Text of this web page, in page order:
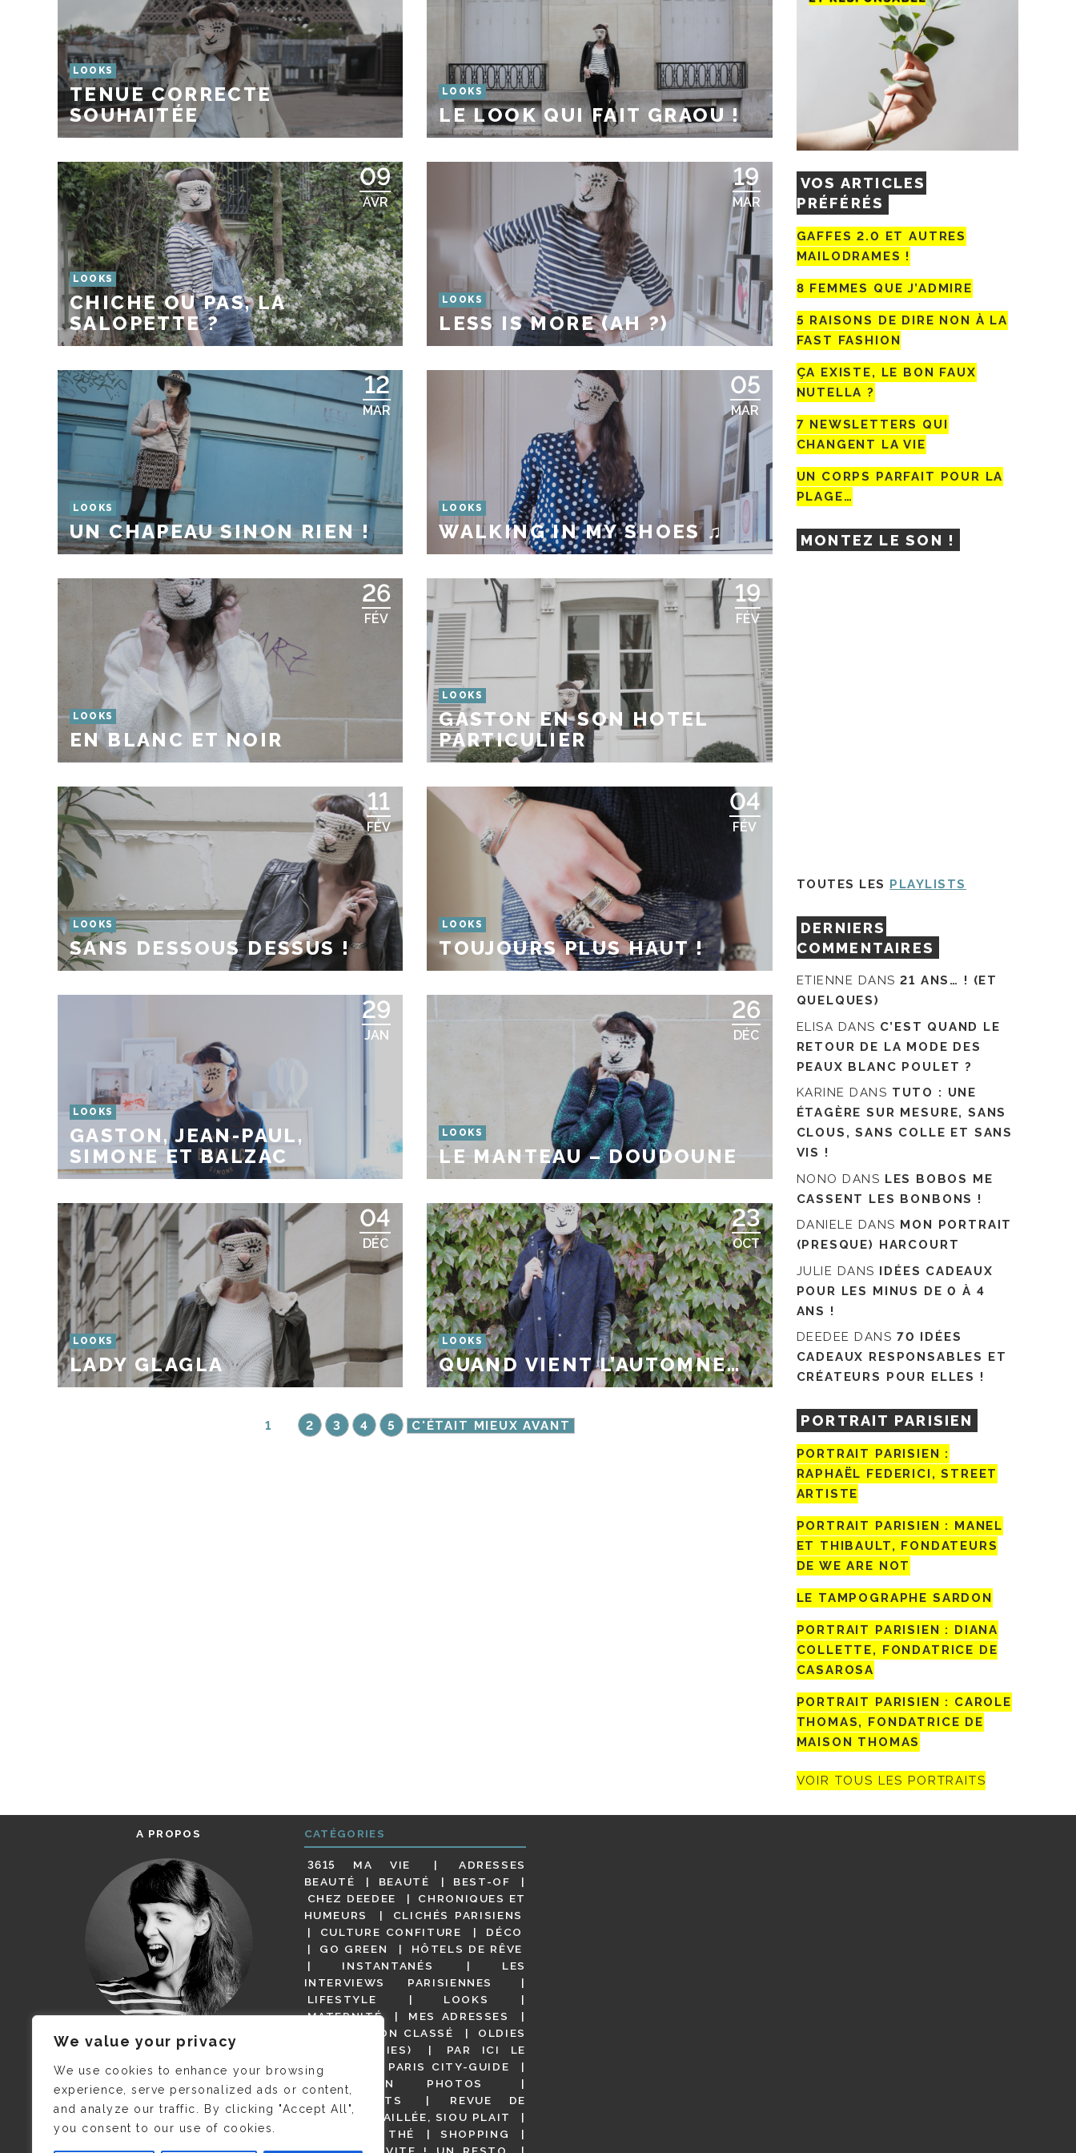
We value your privacy
We use cookies to enhance your browsing
experience, serve personalized ads or content,
and analyze our traffic. By clicking "Accept All",
you consent to our use of cookies.
LOOKS
TENUE CORRECTE
SOUHAITÉE
LOOKS
LE LOOK QUI FAIT GRAOU !
09
AVR
LOOKS
CHICHE OU PAS, LA
SALOPETTE ?
19
MAR
LOOKS
LESS IS MORE (AH ?)
12
MAR
LOOKS
UN CHAPEAU SINON RIEN !
05
MAR
LOOKS
WALKING IN MY SHOES ♫
26
FÉV
LOOKS
EN BLANC ET NOIR
19
FÉV
LOOKS
GASTON EN SON HOTEL
PARTICULIER
11
FÉV
LOOKS
SANS DESSOUS DESSUS !
04
FÉV
LOOKS
TOUJOURS PLUS HAUT !
29
JAN
LOOKS
GASTON, JEAN-PAUL,
SIMONE ET BALZAC
26
DÉC
LOOKS
LE MANTEAU – DOUDOUNE
04
DÉC
LOOKS
LADY GLAGLA
23
OCT
LOOKS
QUAND VIENT L’AUTOMNE…
1 2 3 4 5 C'ÉTAIT MIEUX AVANT
VOS ARTICLES
PRÉFÉRÉS
GAFFES 2.0 ET AUTRES
MAILODRAMES !
8 FEMMES QUE J’ADMIRE
5 RAISONS DE DIRE NON À LA
FAST FASHION
ÇA EXISTE, LE BON FAUX
NUTELLA ?
7 NEWSLETTERS QUI
CHANGENT LA VIE
UN CORPS PARFAIT POUR LA
PLAGE…
MONTEZ LE SON !
TOUTES LES PLAYLISTS
DERNIERS
COMMENTAIRES
ETIENNE DANS21 ANS… ! (ET
QUELQUES)
ELISA DANS C’EST QUAND LE
RETOUR DE LA MODE DES
PEAUX BLANC POULET ?
KARINE DANS TUTO : UNE
ÉTAGÈRE SUR MESURE, SANS
CLOUS, SANS COLLE ET SANS
VIS !
NONO DANS LES BOBOS ME
CASSENT LES BONBONS !
DANIELE DANS MON PORTRAIT
(PRESQUE) HARCOURT
JULIE DANS IDÉES CADEAUX
POUR LES MINUS DE 0 À 4
ANS !
DEEDEE DANS 70 IDÉES
CADEAUX RESPONSABLES ET
CRÉATEURS POUR ELLES !
PORTRAIT PARISIEN
PORTRAIT PARISIEN :
RAPHAËL FEDERICI, STREET
ARTISTE
PORTRAIT PARISIEN : MANEL
ET THIBAULT, FONDATEURS
DE WE ARE NOT
LE TAMPOGRAPHE SARDON
PORTRAIT PARISIEN : DIANA
COLLETTE, FONDATRICE DE
CASAROSA
PORTRAIT PARISIEN : CAROLE
THOMAS, FONDATRICE DE
MAISON THOMAS
VOIR TOUS LES PORTRAITS
A PROPOS
JE M’APPELLE DELPHINE MAIS
C’EST ©CAMILLE COLLIN QUI A
PRIS CETTE PHOTO !
CATÉGORIES
3615 MA VIE
ADRESSES
BEAUTÉ
BEAUTÉ
BEST-OF
CHEZ DEEDEE
CHRONIQUES ET
HUMEURS
CLICHÉS PARISIENS
CULTURE CONFITURE
DÉCO
GO GREEN
HÔTELS DE RÊVE
INSTANTANÉS
LES
INTERVIEWS PARISIENNES
LIFESTYLE
LOOKS
MATERNITÉ
MES ADRESSES
NON CLASSÉ
OLDIES
(BUT GOODIES)
PAR ICI LE
MAGOT !
PARIS CITY-GUIDE
PARIS EN PHOTOS
RESTAURANTS
REVUE DE
PRESSE DÉTAILLÉE, SIOU PLAIT
SALONS DE THÉ
SHOPPING
VIDÉOS
VITE ! UN RESTO